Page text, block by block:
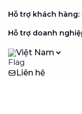
Hỗ trợ khách hàng:
Hỗ trợ doanh
Việt Nam
Liên hệ